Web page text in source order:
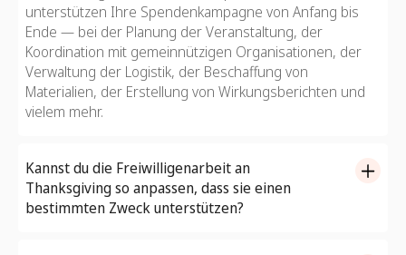
unterstützen Ihre Spendenkampagne von Anfang bis
Ende — bei der Planung der Veranstaltung, der
Koordination mit gemeinnützigen Organisationen, der
Verwaltung der Logistik, der Beschaffung von
Materialien, der Erstellung von Wirkungsberichten und
vielem mehr.
Kannst du die Freiwilligenarbeit an
Thanksgiving so anpassen, dass sie einen
bestimmten Zweck unterstützen?